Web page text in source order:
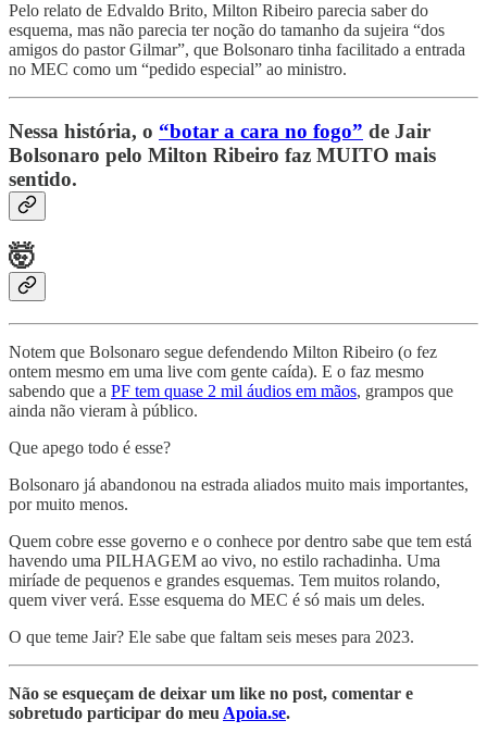
Pelo relato de Edvaldo Brito, Milton Ribeiro parecia saber do
esquema, mas não parecia ter noção do tamanho da sujeira “dos
amigos do pastor Gilmar”, que Bolsonaro tinha facilitado a entrada
no MEC como um “pedido especial” ao ministro.
Nessa história, o “botar a cara no fogo” de Jair
Bolsonaro pelo Milton Ribeiro faz MUITO mais
sentido.
🤯
Notem que Bolsonaro segue defendendo Milton Ribeiro (o fez
ontem mesmo em uma live com gente caída). E o faz mesmo
sabendo que a PF tem quase 2 mil áudios em mãos, grampos que
ainda não vieram à público.
Que apego todo é esse?
Bolsonaro já abandonou na estrada aliados muito mais importantes,
por muito menos.
Quem cobre esse governo e o conhece por dentro sabe que tem está
havendo uma PILHAGEM ao vivo, no estilo rachadinha. Uma
miríade de pequenos e grandes esquemas. Tem muitos rolando,
quem viver verá. Esse esquema do MEC é só mais um deles.
O que teme Jair? Ele sabe que faltam seis meses para 2023.
Não se esqueçam de deixar um like no post, comentar e
sobretudo participar do meu Apoia.se.